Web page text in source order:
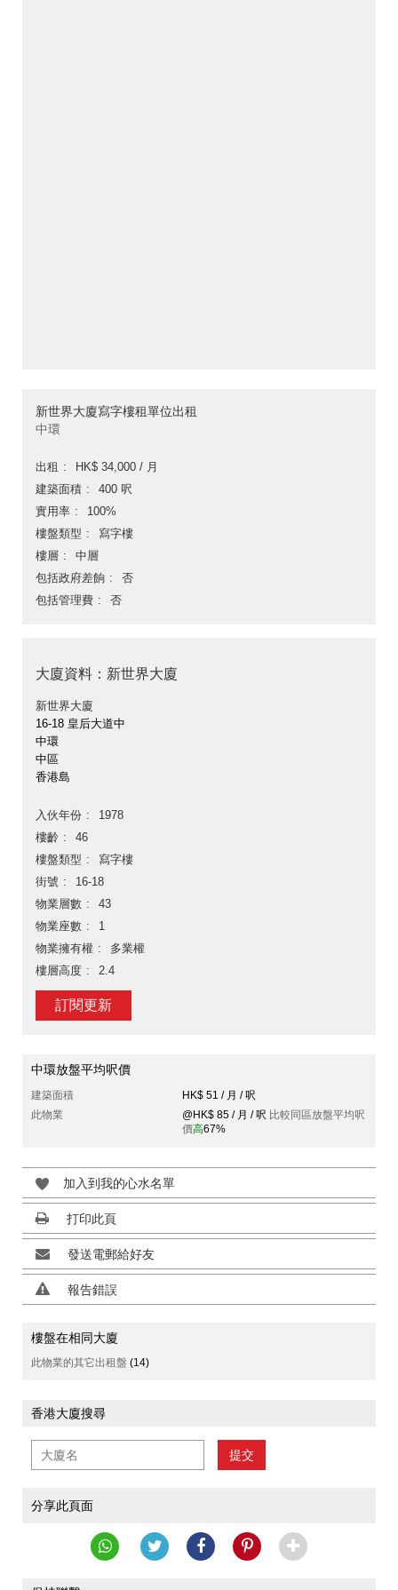
新世界大廈寫字樓租單位出租
中環
出租
HK$ 34,000 / 月
建築面積
400 呎
實用率
100%
樓盤類型
寫字樓
樓層
中層
包括政府差餉
否
包括管理費
否
大廈資料：新世界大廈
新世界大廈
16-18 皇后大道中
中環
中區
香港島
入伙年份
1978
樓齡
46
樓盤類型
寫字樓
街號
16-18
物業層數
43
物業座數
1
物業擁有權
多業權
樓層高度
2.4
訂閱更新
中環放盤平均呎價
建築面積
HK$ 51 / 月 / 呎
此物業
@HK$ 85 / 月 / 呎 比較同區放盤平均呎
價高67%
加入到我的心水名單
打印此頁
發送電郵給好友
報告錯誤
樓盤在相同大廈
此物業的其它出租盤 (14)
香港大廈搜尋
提交
分享此頁面